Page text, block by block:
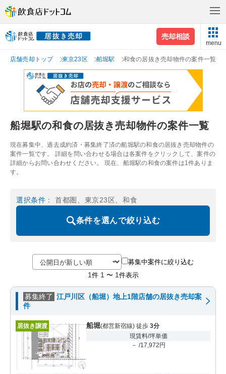
売却相談
menu
店舗売却トップ 東京23区 船堀駅 和食の居抜き売却物件の案件一覧
船堀駅の和食の居抜き売却物件の案件一覧
現在募集中、過去成約済・募集終了済の船堀駅の和食の居抜き売却物件の
案件一覧です。 詳細を問い合わせる場合は各案件をクリックして、案件の
詳細からお問い合わせください。 現在、船堀駅の和食の案件は1件ありま
す。
選択条件 ： 首都圏、東京23区、和食
条件を選んで絞り込む
募集中案件に絞り込む
1 件 1 〜 1 件表示
募集終了 江戸川区（船堀）地上1階店舗の居抜き売却案
件
居抜き譲渡 船堀(都営新宿線) 徒歩 3分
現賃料/坪単価
－ /17,972円